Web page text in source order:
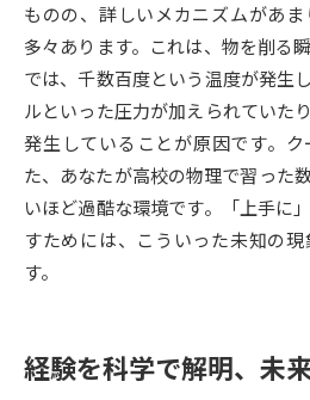
新学年スタート号特集ページ
（高3生用）
新
（
SELFBRAND特集ページ
オープンキャンパスなどを調べる
オープンキャンパス検索 実
ものの、詳しいメカニズムがあ
多々あります。これは、物を削る
では、千数百度という温度が発生
ルといった圧力が加えられていた
発生していることが原因です。
た、あなたが高校の物理で習った
いほど過酷な環境です。「上手に
すためには、こういった未知の
す。
経験を科学で解明、未